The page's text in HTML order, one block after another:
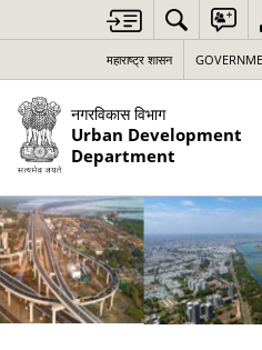
महाराष्ट्र शासन
नगरविकास विभाग
Urban Development
Department